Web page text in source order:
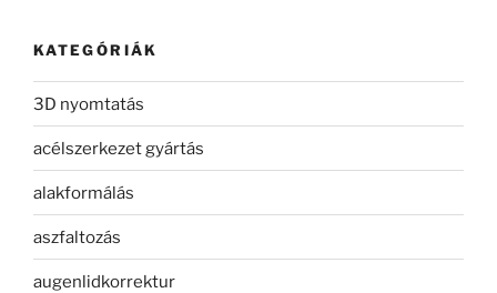
KATEGÓRIÁK
3D nyomtatás
acélszerkezet gyártás
alakformálás
aszfaltozás
augenlidkorrektur